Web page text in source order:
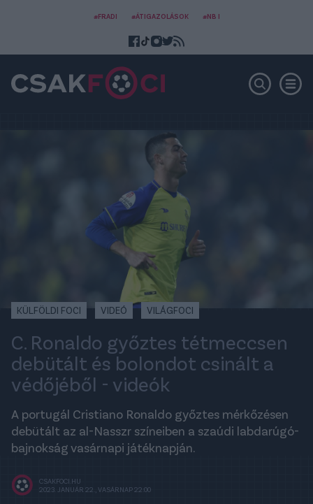
#FRADI #ÁTIGAZOLÁSOK #NB I
KÜLFÖLDI FOCI VIDEÓ VILÁGFOCI
C. Ronaldo győztes tétmeccsen
debütált és bolondot csinált a
védőjéből - videók
A portugál Cristiano Ronaldo győztes mérkőzésen
debütált az al-Nasszr színeiben a szaúdi labdarúgó-
bajnokság vasárnapi játéknapján.
CSAKFOCI.HU
2023. JANUÁR 22., VASÁRNAP 22:00